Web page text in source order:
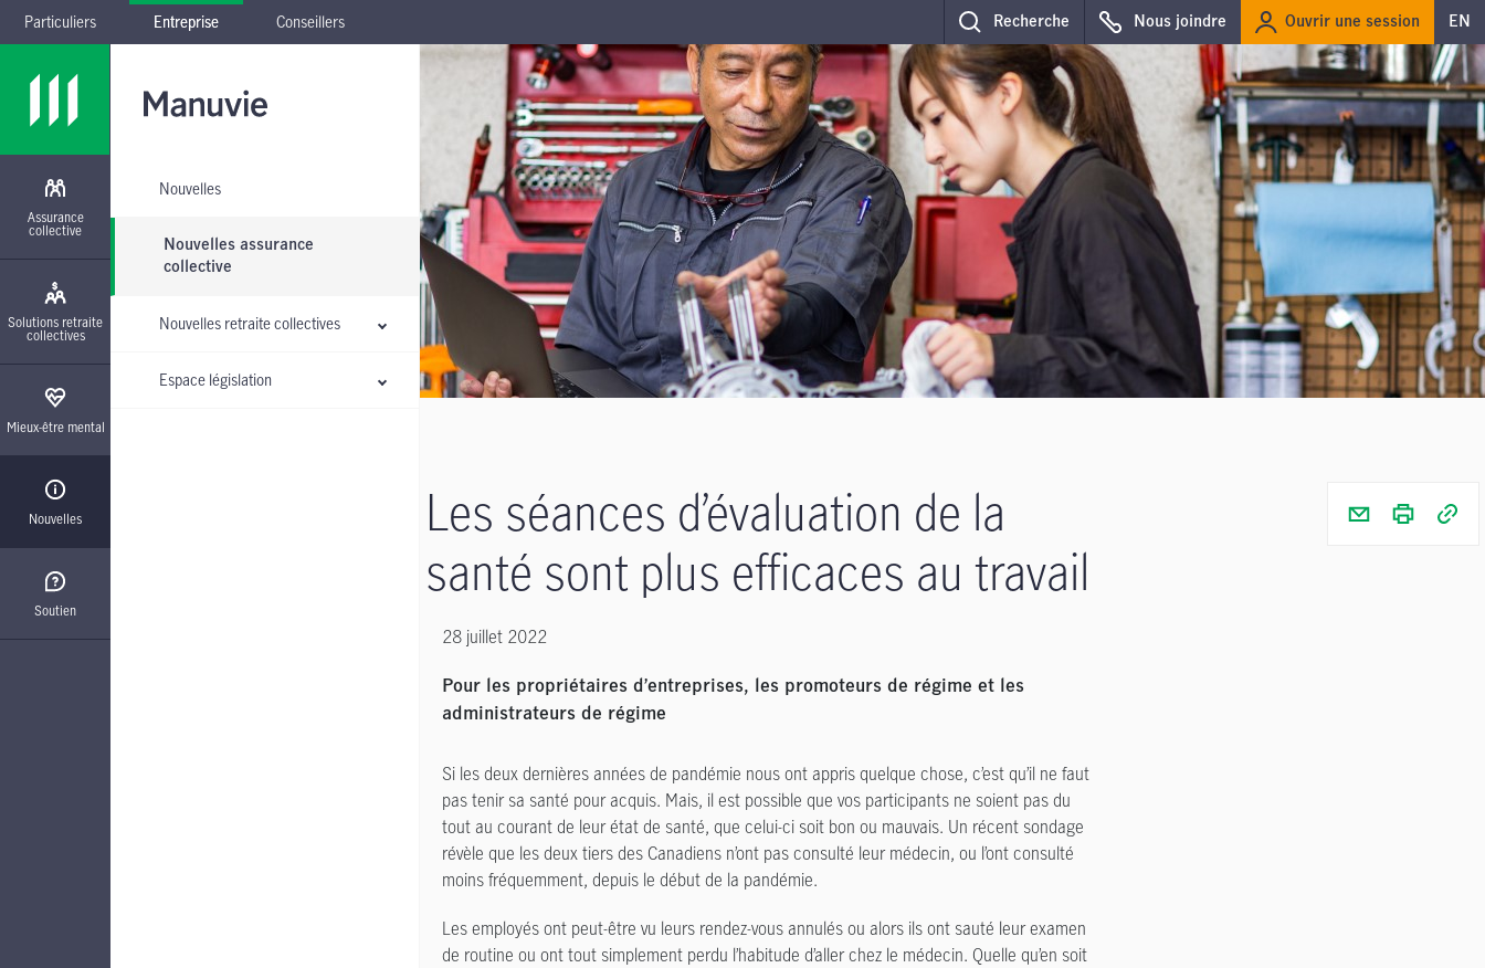
Passer à la navigation principale
Passer au contenu principal
Passer au pied de page
Particuliers Entreprise Conseillers Recherche Nous joindre Ouvrir une session EN
Assurance
collective
Solutions retraite
collectives
Mieux-être mental
Nouvelles
Nouvelles
Nouvelles assurance
collective
Nouvelles retraite collectives
Espace législation
Soutien
Les séances d’évaluation de la
santé sont plus efficaces au travail
28 juillet 2022
Pour les propriétaires d’entreprises, les promoteurs de régime et les
administrateurs de régime
Si les deux dernières années de pandémie nous ont appris quelque chose, c’est qu’il ne faut
pas tenir sa santé pour acquis. Mais, il est possible que vos participants ne soient pas du
tout au courant de leur état de santé, que celui-ci soit bon ou mauvais. Un récent sondage
révèle que les deux tiers des Canadiens n’ont pas consulté leur médecin, ou l’ont consulté
moins fréquemment, depuis le début de la pandémie.
Les employés ont peut-être vu leurs rendez-vous annulés ou alors ils ont sauté leur examen
de routine ou ont tout simplement perdu l’habitude d’aller chez le médecin. Quelle qu’en soit